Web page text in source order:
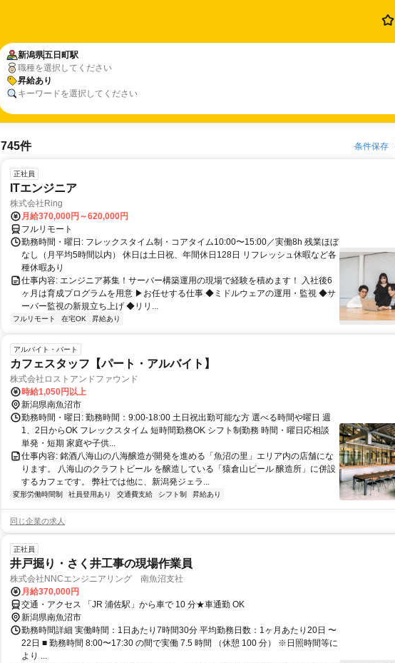
新潟県五日町駅
職種を選択してください
昇給あり
キーワードを選択してください
745件 条件保存
正社員
ITエンジニア
株式会社Ring
月給370,000円～620,000円
フルリモート
勤務時間・曜日: フレックスタイム制・コアタイム10:00〜15:00／実働8h 残業ほぼ
なし（月平均5時間以内） 休日は土日祝、年間休日128日 リフレッシュ休暇など各
種休暇あり
仕事内容: エンジニア募集！サーバー構築運用の現場で経験を積めます！ 入社後6
ヶ月は育成プログラムを用意 ▶お任せする仕事 ◆ミドルウェアの運用・監視 ◆サ
ーバー監視の新規立ち上げ ◆リリ...
フルリモート 在宅OK 昇給あり
アルバイト・パート
カフェスタッフ【パート・アルバイト】
株式会社ロストアンドファウンド
時給1,050円以上
新潟県南魚沼市
勤務時間・曜日: 勤務時間：9:00-18:00 土日祝出勤可能な方 選べる時間や曜日 週
1、2日からOK フレックスタイム 短時間勤務OK シフト制勤務 時間・曜日応相談
単発・短期 家庭や子供...
仕事内容: 銘酒八海山の八海醸造が開発を進める「魚沼の里」エリア内の店舗にな
ります。 八海山のクラフトビール を醸造している「猿倉山ビール 醸造所」に併設
するカフェです。 弊社では他に、新潟発ジェラ...
変形労働時間制 社員登用あり 交通費支給 シフト制 昇給あり
同じ企業の求人
正社員
井戸掘り・さく井工事の現場作業員
株式会社NNCエンジニアリング 南魚沼支社
月給370,000円
交通・アクセス 「JR 浦佐駅」から車で 10 分★車通勤 OK
新潟県南魚沼市
勤務時間詳細 実働時間：1日あたり7時間30分 平均勤務日数：1ヶ月あたり20日 〜
22日 ■ 勤務時間 8:00〜17:30 の間で実働 7.5 時間 （休憩 100 分） ※日照時間等に
より ...